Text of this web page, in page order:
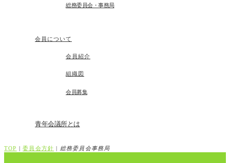
総務委員会・事務局
会員について
会員紹介
組織図
会員募集
青年会議所とは
TOP |委員会方針 総務委員会事務局